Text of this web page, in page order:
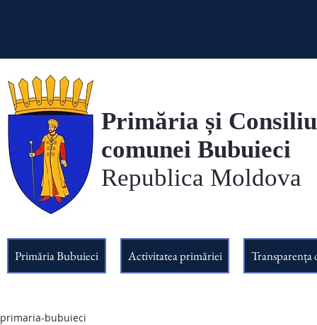
Primăria și
comunei Bubuieci
Republica Moldova
Primăria Bubuieci Activitatea primăriei Transparența
primaria-bubuieci